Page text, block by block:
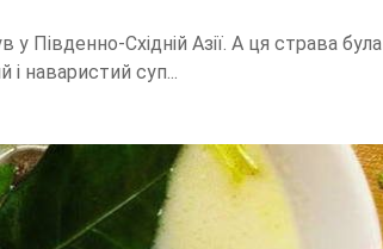
Південно-Східній Азії. А ця страва була
наваристий суп...